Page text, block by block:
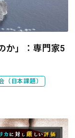
か」：専門家5
（日本課題）